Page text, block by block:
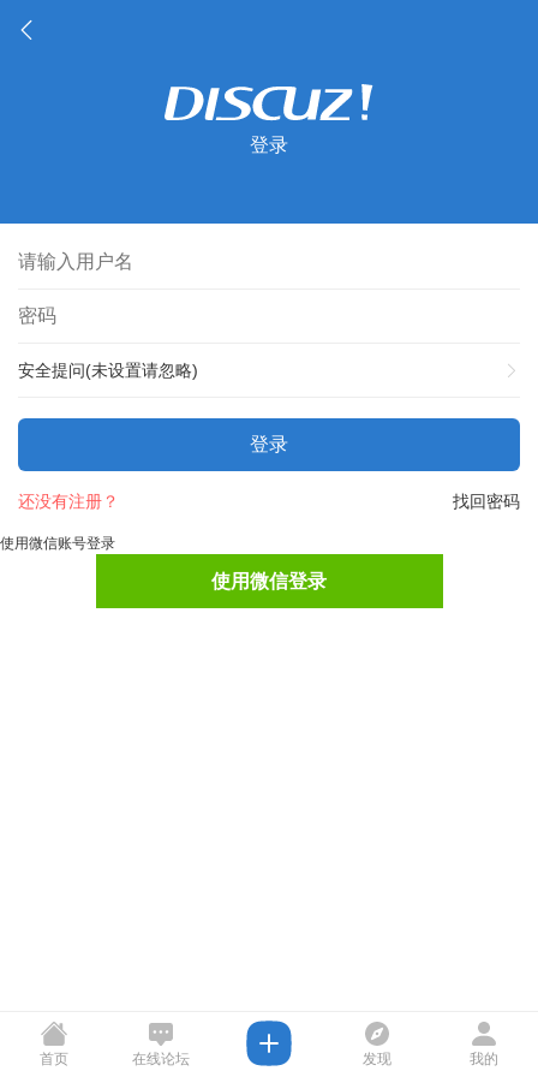
登录
安全提问(未设置请忽略)
登录
找回密码
还没有注册？
使用微信账号登录
使用微信登录
首页 在线论坛 发现 我的